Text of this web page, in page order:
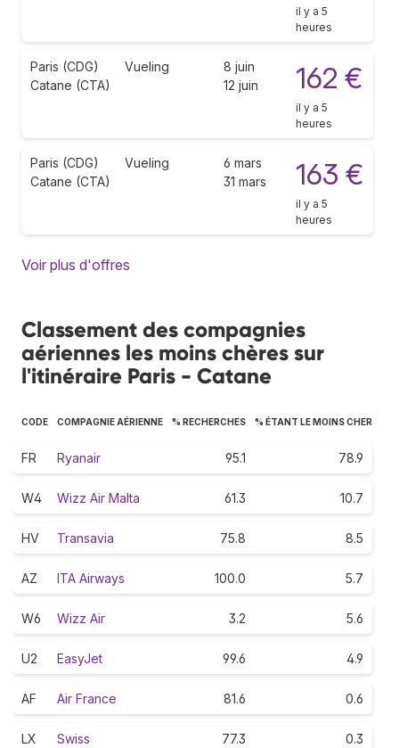
il y a 5
heures
Paris (CDG)
Catane (CTA)
Vueling
8 juin
12 juin
162 €
il y a 5
heures
Paris (CDG)
Catane (CTA)
Vueling
6 mars
31 mars
163 €
il y a 5
heures
Voir plus d'offres
Classement des compagnies
aériennes les moins chères sur
l'itinéraire Paris - Catane
CODE COMPAGNIE AÉRIENNE % RECHERCHES % ÉTANT LE MOINS CHER
FR Ryanair 95.1 78.9
W4 Wizz Air Malta 61.3 10.7
HV Transavia 75.8 8.5
AZ ITA Airways 100.0 5.7
W6 Wizz Air 3.2 5.6
U2 EasyJet 99.6 4.9
AF Air France 81.6 0.6
LX Swiss 77.3 0.3